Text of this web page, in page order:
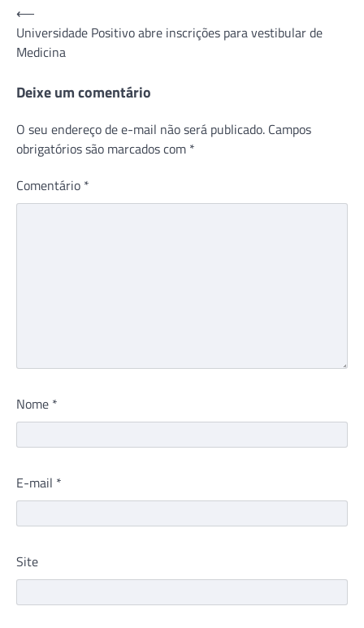
Navegação
de
Post
⟵
Universidade Positivo abre inscrições para vestibular de
Medicina
Deixe um comentário
O seu endereço de e-mail não será publicado. Campos
obrigatórios são marcados com *
Comentário *
Nome *
E-mail *
Site